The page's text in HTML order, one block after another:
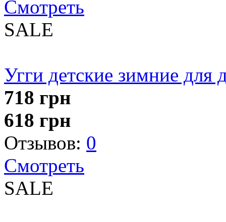
Смотреть
SALE
Угги детские зимние для
718 грн
618 грн
Отзывов: 0
Смотреть
SALE